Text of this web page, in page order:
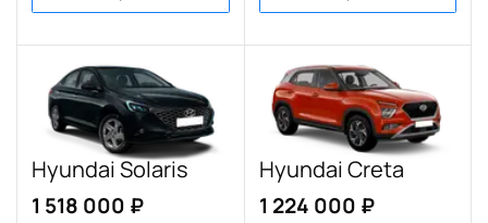
Hyundai Solaris
1 518 000 ₽
Hyundai Creta
1 224 000 ₽